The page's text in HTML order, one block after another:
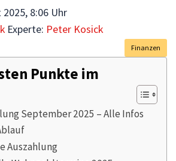
8:06 Uhr
Experte: Peter Kosick
Finanzen
Punkte im
September 2025 – Alle Infos
Auszahlung